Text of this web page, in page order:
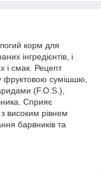
корм для
інгредієнтів, і
і смак. Рецепт
фруктовою сумішшю,
(F.O.S.),
Сприяє
з високим рівнем
барвників та